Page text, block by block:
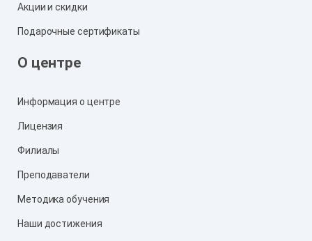
Акции и скидки
Подарочные сертификаты
О центре
Информация о центре
Лицензия
Филиалы
Преподаватели
Методика обучения
Наши достижения